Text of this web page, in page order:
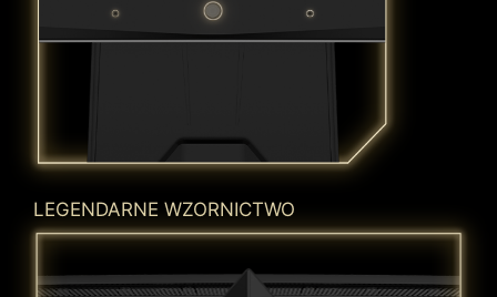
LEGENDARNE WZORNICTWO